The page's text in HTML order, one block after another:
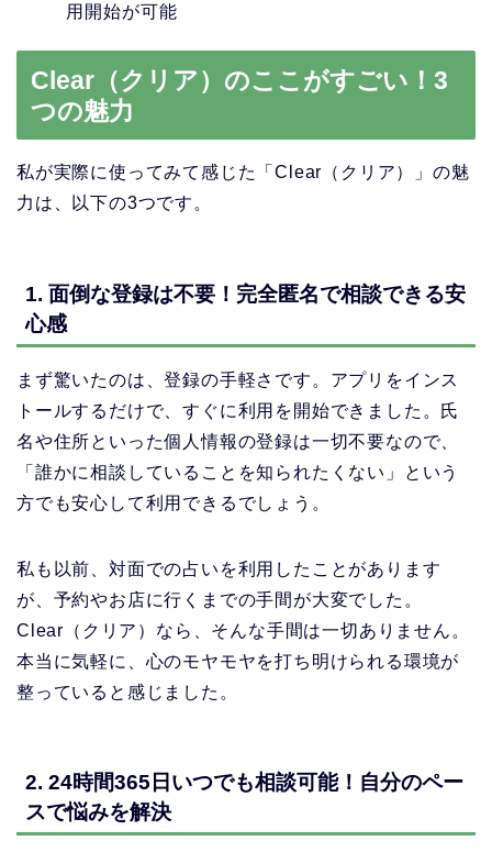
用開始が可能
Clear（クリア）のここがすごい！3
つの魅力
私が実際に使ってみて感じた「Clear（クリア）」の魅
力は、以下の3つです。
1. 面倒な登録は不要！完全匿名で相談できる安
心感
まず驚いたのは、登録の手軽さです。アプリをインス
トールするだけで、すぐに利用を開始できました。氏
名や住所といった個人情報の登録は一切不要なので、
「誰かに相談していることを知られたくない」という
方でも安心して利用できるでしょう。
私も以前、対面での占いを利用したことがあります
が、予約やお店に行くまでの手間が大変でした。
Clear（クリア）なら、そんな手間は一切ありません。
本当に気軽に、心のモヤモヤを打ち明けられる環境が
整っていると感じました。
2. 24時間365日いつでも相談可能！自分のペー
スで悩みを解決